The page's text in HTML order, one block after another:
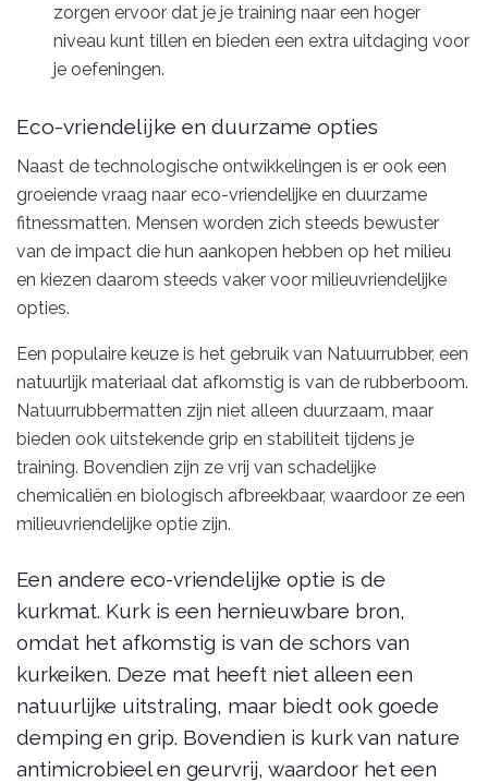
zorgen ervoor dat je je training naar een hoger
niveau kunt tillen en bieden een extra uitdaging voor
je oefeningen.
Eco-vriendelijke en duurzame opties
Naast de technologische ontwikkelingen is er ook een
groeiende vraag naar eco-vriendelijke en duurzame
fitnessmatten. Mensen worden zich steeds bewuster
van de impact die hun aankopen hebben op het milieu
en kiezen daarom steeds vaker voor milieuvriendelijke
opties.
Een populaire keuze is het gebruik van Natuurrubber, een
natuurlijk materiaal dat afkomstig is van de rubberboom.
Natuurrubbermatten zijn niet alleen duurzaam, maar
bieden ook uitstekende grip en stabiliteit tijdens je
training. Bovendien zijn ze vrij van schadelijke
chemicaliën en biologisch afbreekbaar, waardoor ze een
milieuvriendelijke optie zijn.
Een andere eco-vriendelijke optie is de
kurkmat. Kurk is een hernieuwbare bron,
omdat het afkomstig is van de schors van
kurkeiken. Deze mat heeft niet alleen een
natuurlijke uitstraling, maar biedt ook goede
demping en grip. Bovendien is kurk van nature
antimicrobieel en geurvrij, waardoor het een